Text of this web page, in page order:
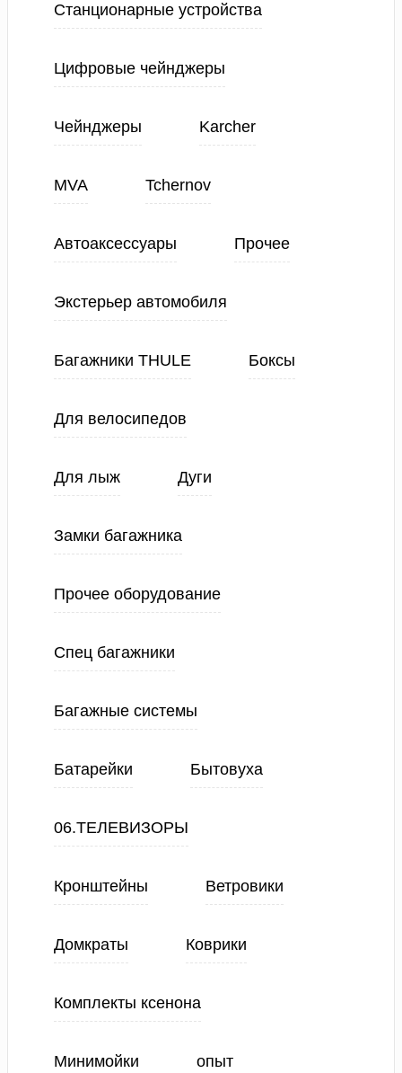
Станционарные устройства
Цифровые чейнджеры
Чейнджеры Karcher
MVA Tchernov
Автоаксессуары Прочее
Экстерьер автомобиля
Багажники THULE Боксы
Для велосипедов
Для лыж Дуги
Замки багажника
Прочее оборудование
Спец багажники
Багажные системы
Батарейки Бытовуха
06.ТЕЛЕВИЗОРЫ
Кронштейны Ветровики
Домкраты Коврики
Комплекты ксенона
Минимойки опыт